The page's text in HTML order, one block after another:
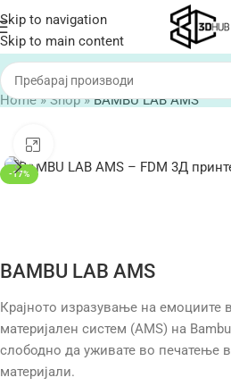
Skip to navigation
Skip to main content
Home»Shop»BAMBU LAB AMS
-17%
BAMBU LAB AMS
Крајното изразување на емоциите
материјален систем (AMS) на
слободно да уживате во печатење
материјали.